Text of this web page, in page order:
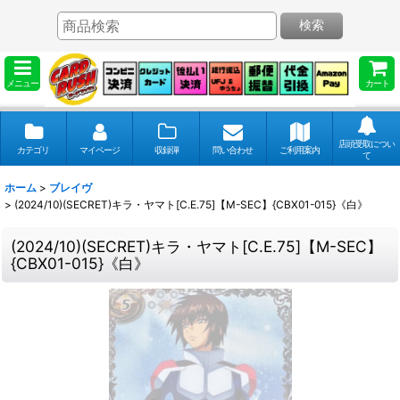
メニュー カート
検索
カテゴリ マイページ 収録弾 問い合わせ ご利用案内
店頭受取につい
て
ホーム > ブレイヴ
> (2024/10)(SECRET)キラ・ヤマト[C.E.75]【M-SEC】{CBX01-015}《白》
(2024/10)(SECRET)キラ・ヤマト[C.E.75]【M-SEC】
{CBX01-015}《白》